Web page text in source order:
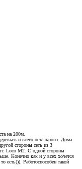
на 200м.
и всего остального. Дома
стороны сеть из 3
Loco M2. С одной стороны
Конечно как и у всех хочется
есть))). Работоспособен такой